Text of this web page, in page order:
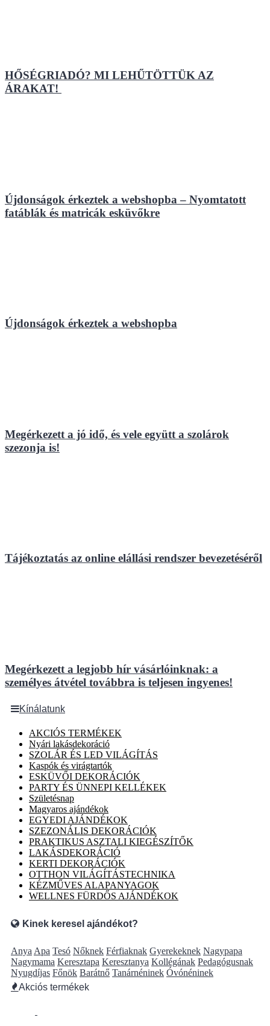
HŐSÉGRIADÓ? MI LEHŰTÖTTÜK AZ
ÁRAKAT!
Újdonságok érkeztek a webshopba – Nyomtatott
fatáblák és matricák esküvőkre
Újdonságok érkeztek a webshopba
Megérkezett a jó idő, és vele együtt a szolárok
szezonja is!
Tájékoztatás az online elállási rendszer bevezetéséről
Megérkezett a legjobb hír vásárlóinknak: a
személyes átvétel továbbra is teljesen ingyenes!
Kínálatunk
AKCIÓS TERMÉKEK
Nyári lakásdekoráció
SZOLÁR ÉS LED VILÁGÍTÁS
Kaspók és virágtartók
ESKÜVŐI DEKORÁCIÓK
PARTY ÉS ÜNNEPI KELLÉKEK
Születésnap
Magyaros ajándékok
EGYEDI AJÁNDÉKOK
SZEZONÁLIS DEKORÁCIÓK
PRAKTIKUS ASZTALI KIEGÉSZÍTŐK
LAKÁSDEKORÁCIÓ
KERTI DEKORÁCIÓK
OTTHON VILÁGÍTÁSTECHNIKA
KÉZMŰVES ALAPANYAGOK
WELLNES FÜRDŐS AJÁNDÉKOK
Kinek keresel ajándékot?
Anya Apa Tesó Nőknek Férfiaknak Gyerekeknek Nagypapa
Nagymama Keresztapa Keresztanya Kollégának Pedagógusnak
Nyugdíjas Főnök Barátnő Tanárnéninek Óvónéninek
Akciós termékek